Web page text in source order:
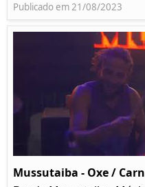
Publicado em 21/08/2023
Mussutaiba - Oxe /